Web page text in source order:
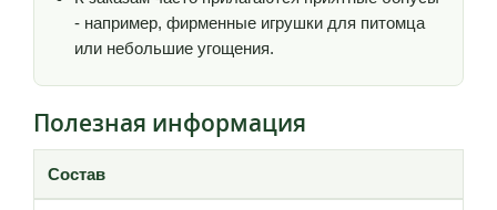
- например, фирменные игрушки для питомца
или небольшие угощения.
Полезная информация
Состав